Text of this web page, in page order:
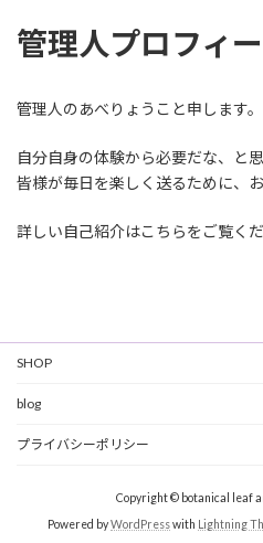
管理人プロフィ
管理人のあべりょうこと申します。
自分自身の体験から必要だな、と
皆様が毎日を楽しく送るために、
詳しい自己紹介はこちらをご覧くだ
SHOP
blog
プライバシーポリシー
Copyright © botanical leaf
Powered byWordPresswith Lightning